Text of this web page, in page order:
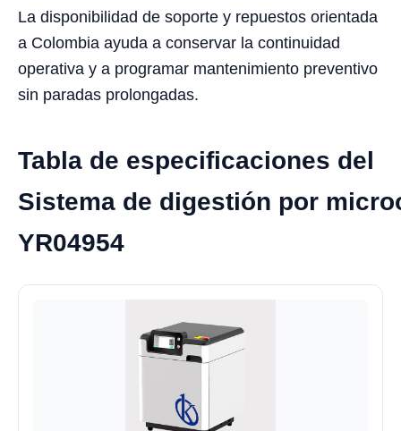
La disponibilidad de soporte y repuestos orientada
a Colombia ayuda a conservar la continuidad
operativa y a programar mantenimiento preventivo
sin paradas prolongadas.
Tabla de especificaciones del
Sistema de digestión por
YR04954